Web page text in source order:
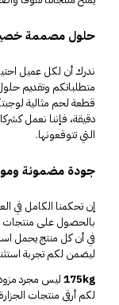
حلول مصممة
ندرك أن لكل عميل
متطلباتكم وتقديم
قطعة لحم مثالية
دقيقة، فإننا نعمل
التي تتوقعونها.
جودة مضمونة
إن تحكمنا الكامل في
بالحصول على منتجات
في أن كل منتج يحمل
ليضمن لكم تجربة
175kgليس مجرد
لكم أرقى منتجات